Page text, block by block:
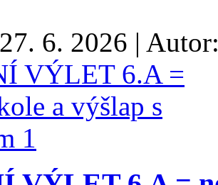
27. 6. 2026 |